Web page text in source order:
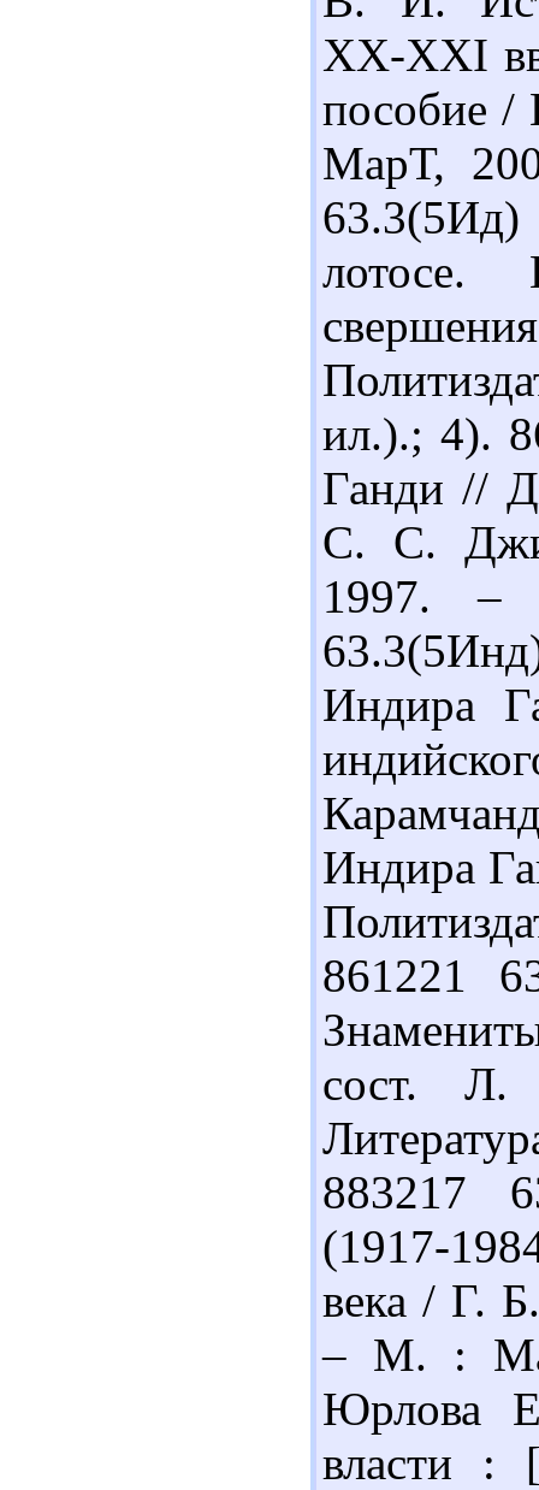
ХХ-ХХІ
пособие
МарТ,
ил.).; 4).
Ганди //
С. С.
1997. –
Индира
Индира
861221
сост.
883217
(1917-
века / Г.
– М. :
Юрлова
власти :